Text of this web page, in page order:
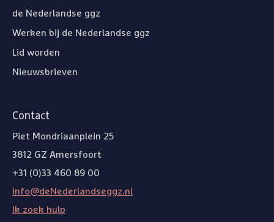
de Nederlandse ggz
Werken bij de Nederlandse ggz
Lid worden
Nieuwsbrieven
Contact
Piet Mondriaanplein 25
3812 GZ Amersfoort
+31 (0)33 460 89 00
info@deNederlandseggz.nl
Ik zoek hulp